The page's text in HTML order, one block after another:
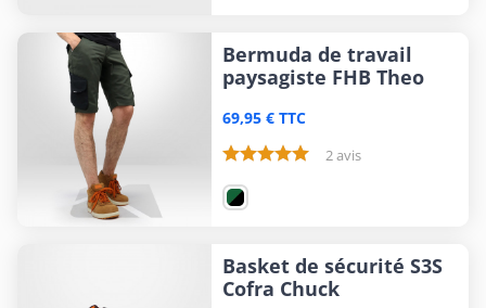
Bermuda de travail
paysagiste FHB Theo
69,95 € TTC
2 avis
Basket de sécurité S3S
Cofra Chuck